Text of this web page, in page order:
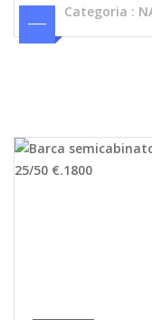
Categoria :